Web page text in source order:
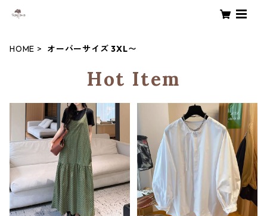
HOME オーバーサイズ 3XL〜
Hot Item